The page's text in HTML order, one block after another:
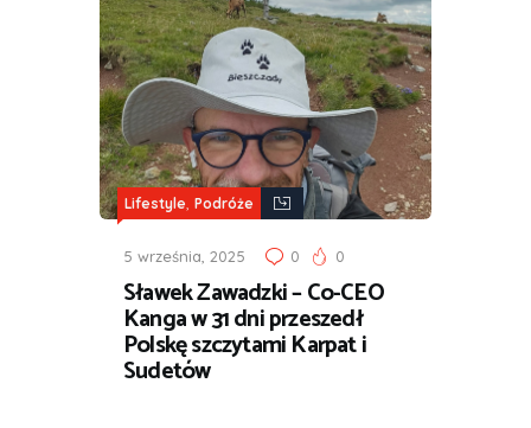
Lifestyle, Podróże
5 września, 2025 0 0
Sławek Zawadzki – Co-CEO
Kanga w 31 dni przeszedł
Polskę szczytami Karpat i
Sudetów